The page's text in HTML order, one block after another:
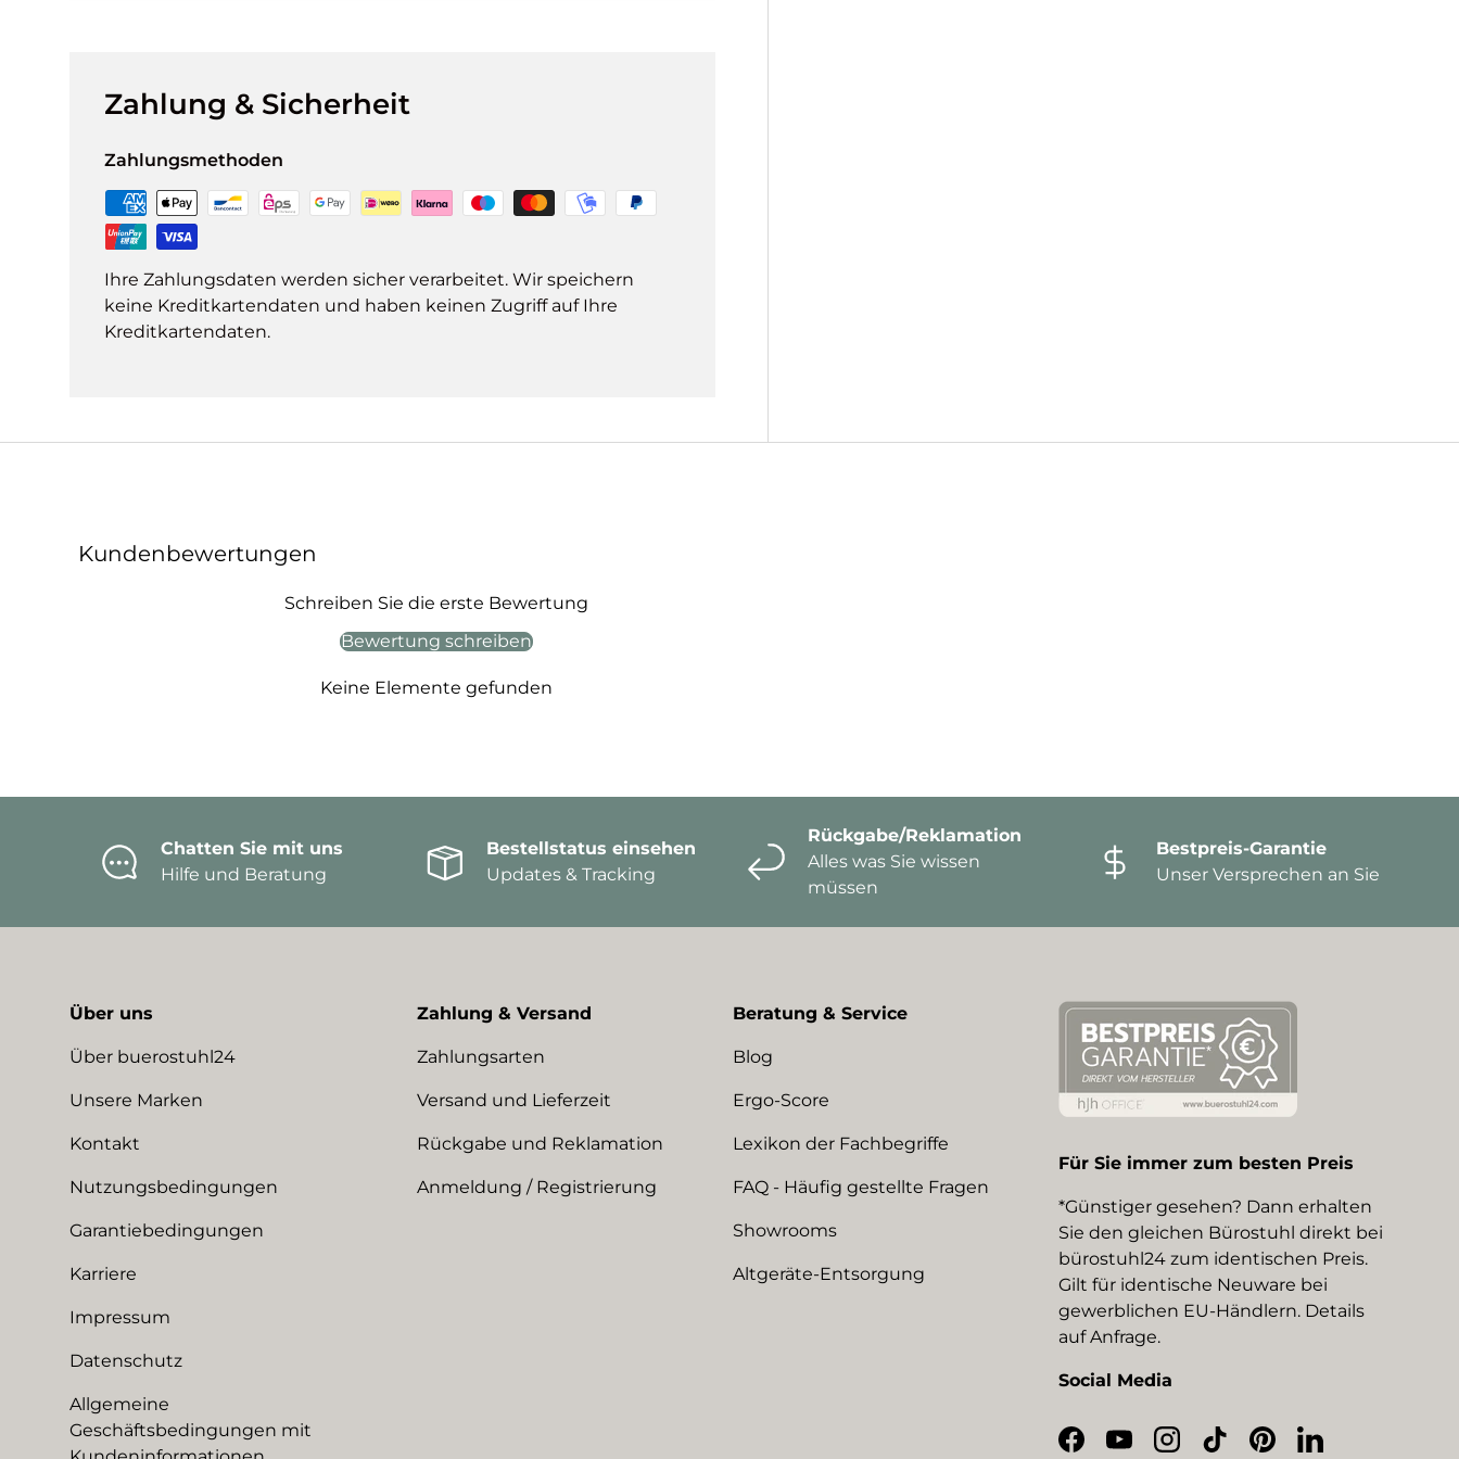
Zahlung & Sicherheit
Zahlungsmethoden
Ihre Zahlungsdaten werden sicher verarbeitet. Wir speichern
keine Kreditkartendaten und haben keinen Zugriff auf Ihre
Kreditkartendaten.
Kundenbewertungen
Schreiben Sie die erste Bewertung
Bewertung schreiben
Keine Elemente gefunden
Chatten Sie mit uns
Hilfe und Beratung
Bestellstatus einsehen
Updates & Tracking
Rückgabe/Reklamation
Alles was Sie wissen
müssen
Bestpreis-Garantie
Unser Versprechen an Sie
Über uns
Über buerostuhl24
Unsere Marken
Kontakt
Nutzungsbedingungen
Garantiebedingungen
Karriere
Impressum
Datenschutz
Allgemeine
Geschäftsbedingungen mit
Zahlung & Versand
Zahlungsarten
Versand und Lieferzeit
Rückgabe und Reklamation
Anmeldung / Registrierung
Beratung & Service
Blog
Ergo-Score
Lexikon der Fachbegriffe
FAQ - Häufig gestellte Fragen
Showrooms
Altgeräte-Entsorgung
Für Sie immer zum besten Preis
*Günstiger gesehen? Dann erhalten
Sie den gleichen Bürostuhl direkt bei
bürostuhl24 zum identischen Preis.
Gilt für identische Neuware bei
gewerblichen EU-Händlern. Details
auf Anfrage.
Social Media
Facebook
YouTubeInstagram
TikTokPinterestLinkedIn